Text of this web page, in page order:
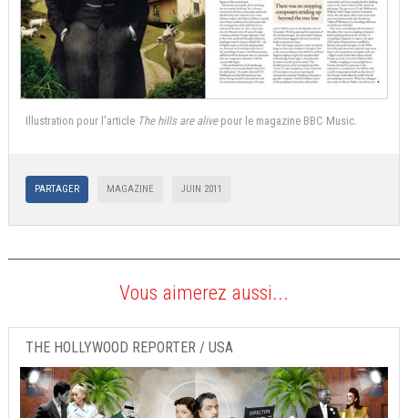
Illustration pour l'article The hills are alive pour le magazine BBC Music.
PARTAGER MAGAZINE JUIN 2011
Vous aimerez aussi...
THE HOLLYWOOD REPORTER / USA